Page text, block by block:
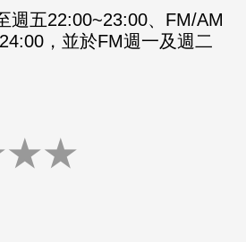
週五22:00~23:00、FM/AM
，並於FM週一及週二
★★